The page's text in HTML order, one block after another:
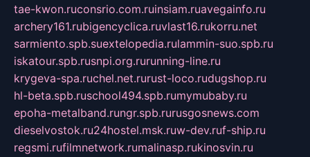
tae-kwon.ruconsrio.com.ruinsiam.ruavegainfo.ru
archery161.rubigencyclica.ruvlast16.rukorru.net
sarmiento.spb.suextelopedia.rulammin-suo.spb.ru
iskatour.spb.rusnpi.org.rurunning-line.ru
krygeva-spa.ruchel.net.rurust-loco.rudugshop.ru
hl-beta.spb.ruschool494.spb.rumymubaby.ru
epoha-metalband.rungr.spb.rurusgosnews.com
dieselvostok.ru24hostel.msk.ruw-dev.ruf-ship.ru
regsmi.rufilmnetwork.rumalinasp.rukinosvin.ru